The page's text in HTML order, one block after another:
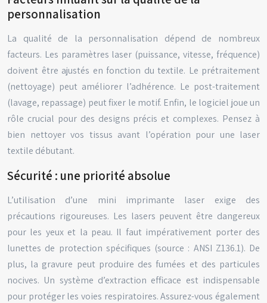
personnalisation
La qualité de la personnalisation dépend de nombreux
facteurs. Les paramètres laser (puissance, vitesse, fréquence)
doivent être ajustés en fonction du textile. Le prétraitement
(nettoyage) peut améliorer l’adhérence. Le post-traitement
(lavage, repassage) peut fixer le motif. Enfin, le logiciel joue un
rôle crucial pour des designs précis et complexes. Pensez à
bien nettoyer vos tissus avant l’opération pour une laser
textile débutant.
Sécurité : une priorité absolue
L’utilisation d’une mini imprimante laser exige des
précautions rigoureuses. Les lasers peuvent être dangereux
pour les yeux et la peau. Il faut impérativement porter des
lunettes de protection spécifiques (source : ANSI Z136.1). De
plus, la gravure peut produire des fumées et des particules
nocives. Un système d’extraction efficace est indispensable
pour protéger les voies respiratoires. Assurez-vous également